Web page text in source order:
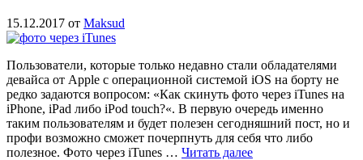
15.12.2017 от Maksud
Пользователи, которые только недавно стали обладателями
девайса от Apple с операционной системой iOS на борту не
редко задаются вопросом: «Как скинуть фото через iTunes на
iPhone, iPad либо iPod touch?«. В первую очередь именно
таким пользователям и будет полезен сегодняшний пост, но и
профи возможно сможет почерпнуть для себя что либо
полезное. Фото через iTunes … Читать далее